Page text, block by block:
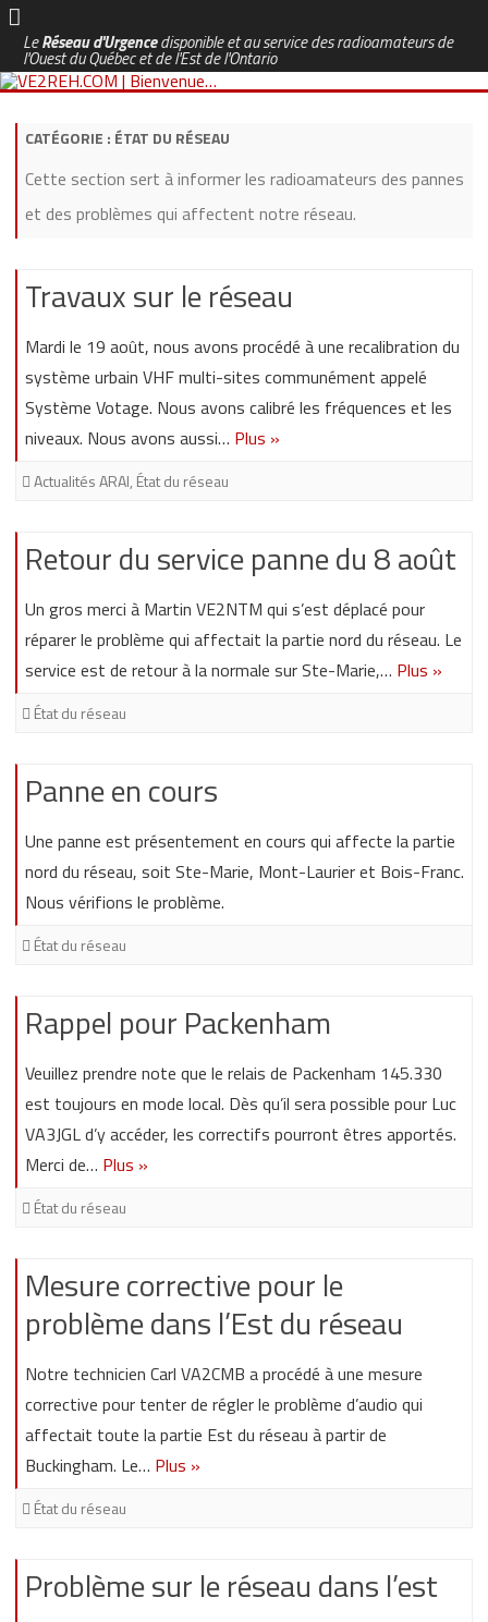
LeRéseau d'Urgencedisponible et au service des radioamateurs de
l'Ouest du Québec et de l'Est de l'Ontario
Skip
CATÉGORIE : ÉTAT DU RÉSEAU
Cette section sert à informer les radioamateurs des pannes
et des problèmes qui affectent notre réseau.
Travaux sur le réseau
Mardi le 19 août, nous avons procédé à une recalibration du
système urbain VHF multi-sites communément appelé
Système Votage. Nous avons calibré les fréquences et les
niveaux. Nous avons aussi… Plus »
Actualités ARAI, État du réseau
Retour du service panne du 8 août
Un gros merci à Martin VE2NTM qui s’est déplacé pour
réparer le problème qui affectait la partie nord du réseau. Le
service est de retour à la normale sur Ste-Marie,… Plus »
État du réseau
Panne en cours
Une panne est présentement en cours qui affecte la partie
nord du réseau, soit Ste-Marie, Mont-Laurier et Bois-Franc.
Nous vérifions le problème.
État du réseau
Rappel pour Packenham
Veuillez prendre note que le relais de Packenham 145.330
est toujours en mode local. Dès qu’il sera possible pour Luc
VA3JGL d’y accéder, les correctifs pourront êtres apportés.
Merci de… Plus »
État du réseau
Mesure corrective pour le
problème dans l’Est du réseau
Notre technicien Carl VA2CMB a procédé à une mesure
corrective pour tenter de régler le problème d’audio qui
affectait toute la partie Est du réseau à partir de
Buckingham. Le… Plus »
État du réseau
Problème sur le réseau dans l’est